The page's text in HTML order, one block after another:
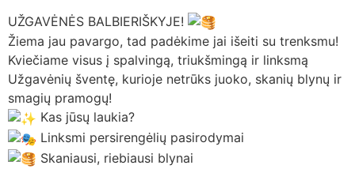
UŽGAVĖNĖS BALBIERIŠKYJE!
Žiema jau pavargo, tad padėkime jai išeiti su trenksmu!
Kviečiame visus į spalvingą, triukšmingą ir linksmą
Užgavėnių šventę, kurioje netrūks juoko, skanių blynų ir
smagių pramogų!
Kas jūsų laukia?
Linksmi persirengėlių pasirodymai
Skaniausi, riebiausi blynai